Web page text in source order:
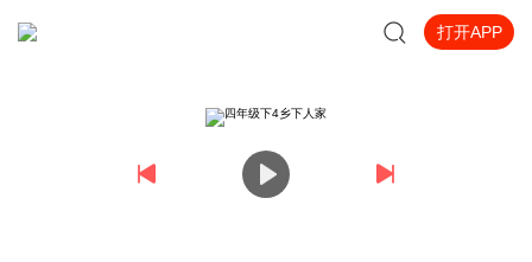
打开APP